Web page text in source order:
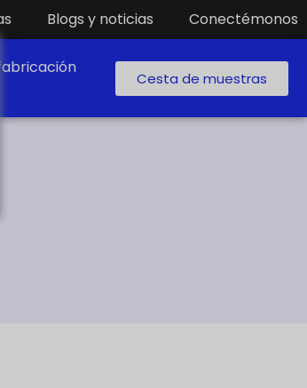
Blogs y noticias Conectémonos
Cesta de muestras